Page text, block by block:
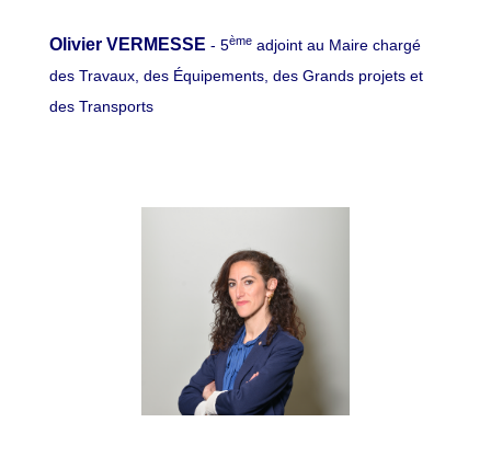
Olivier VERMESSE - 5ème adjoint au Maire chargé
des Travaux, des Équipements, des Grands projets et
des Transports